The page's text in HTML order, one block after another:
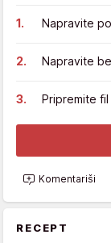
Napravite
Napravite
Pripremite
Komentariši
RECEPT